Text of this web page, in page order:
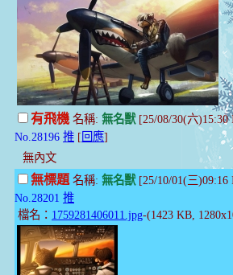
有飛機名稱: 無名獸[25/08/30(六)15:30
No.28196 推 [ 回應]
無內文
無標題名稱: 無名獸[25/10/01(三)09:16
No.28201 推
檔名： 1759281406011.jpg-(1423 KB,